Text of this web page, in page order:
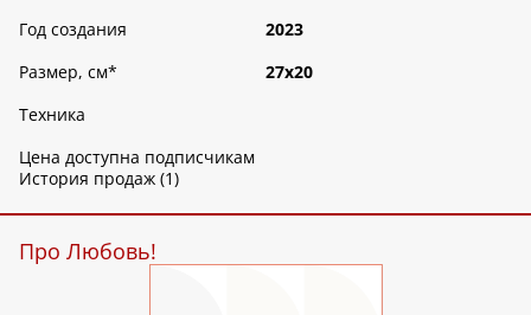
Год создания
2023
Размер, см*
27х20
Техника
Цена доступна подписчикам
История продаж (1)
Про Любовь!